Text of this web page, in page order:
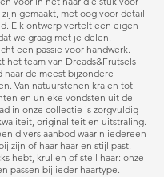
gemaakt, met oog voor detail
Elk ontwerp vertelt een eigen
we graag met je delen.
een passie voor handwerk.
het team van Dreads&Frutsels
naar de meest bijzondere
Van natuurstenen kralen tot
en unieke vondsten uit de
in onze collectie is zorgvuldig
originaliteit en uitstraling.
divers aanbod waarin iedereen
zijn of haar haar en stijl past.
hebt, krullen of steil haar: onze
passen bij ieder haartype.